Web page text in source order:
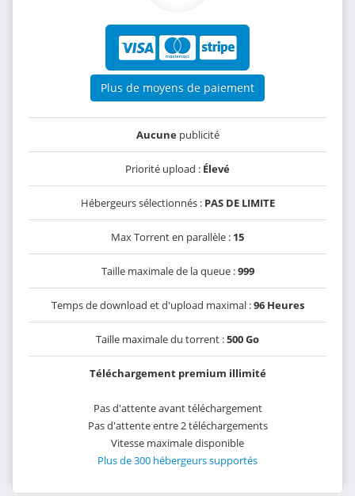
Plus de moyens de paiement
Aucunepublicité
Priorité upload : Élevé
Hébergeurs sélectionnés : PAS DE LIMITE
Max Torrent en parallèle : 15
Taille maximale de la queue :999
Temps de download et d'upload maximal :96 Heures
Taille maximale du torrent :500 Go
Téléchargement premium illimité
Pas d'attente avant téléchargement
Pas d'attente entre 2 téléchargements
Vitesse maximale disponible
Plus de 300 hébergeurs supportés